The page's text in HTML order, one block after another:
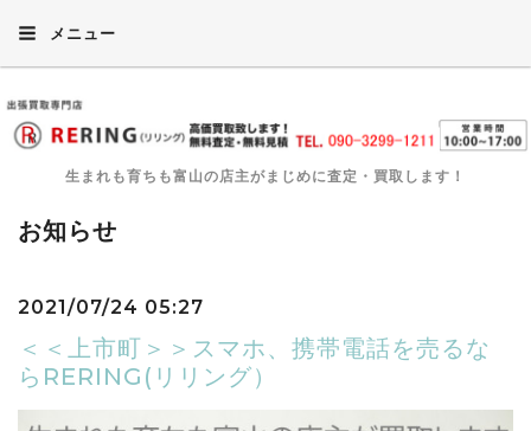
メニュー
生まれも育ちも富山の店主がまじめに査定・買取します！
お知らせ
2021/07/24 05:27
＜＜上市町＞＞スマホ、携帯電話を売るな
らRERING(リリング）